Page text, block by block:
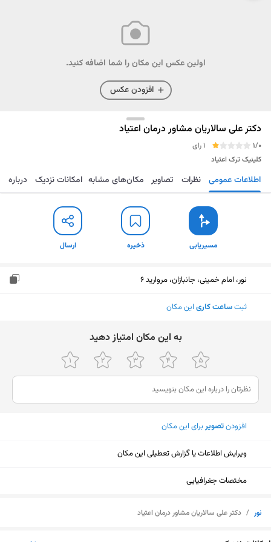
اولین عکس این مکان را شما اضافه کنید.
افزودن عکس
دکتر علی سالاریان مشاور درمان اعتیاد
1/0
1 رای
کلینیک ترک اعتیاد
مسیریابی ذخیره ارسال اطلاعات عمومی نظرات تصاویر مکان‌های مشابه امکانات نزدیک درباره
مسیریابی ذخیره ارسال
نور، امام خمینی، جانبازان، مروارید 6
ثبتساعت کاری این مکان
ﺑﻪ اﯾﻦ ﻣﮑﺎن اﻣﺘﯿﺎز دﻫﯿﺪ
افزودنتصویربرای این مکان
ویرایش اطلاعات یا گزارش تعطیلی این مکان
مختصات جغرافیایی
نور / دکتر علی سالاریان مشاور درمان اعتیاد